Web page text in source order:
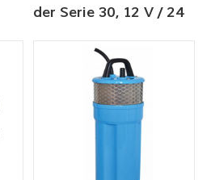
der Serie 30, 12 V / 24
Frischwasserpumpe